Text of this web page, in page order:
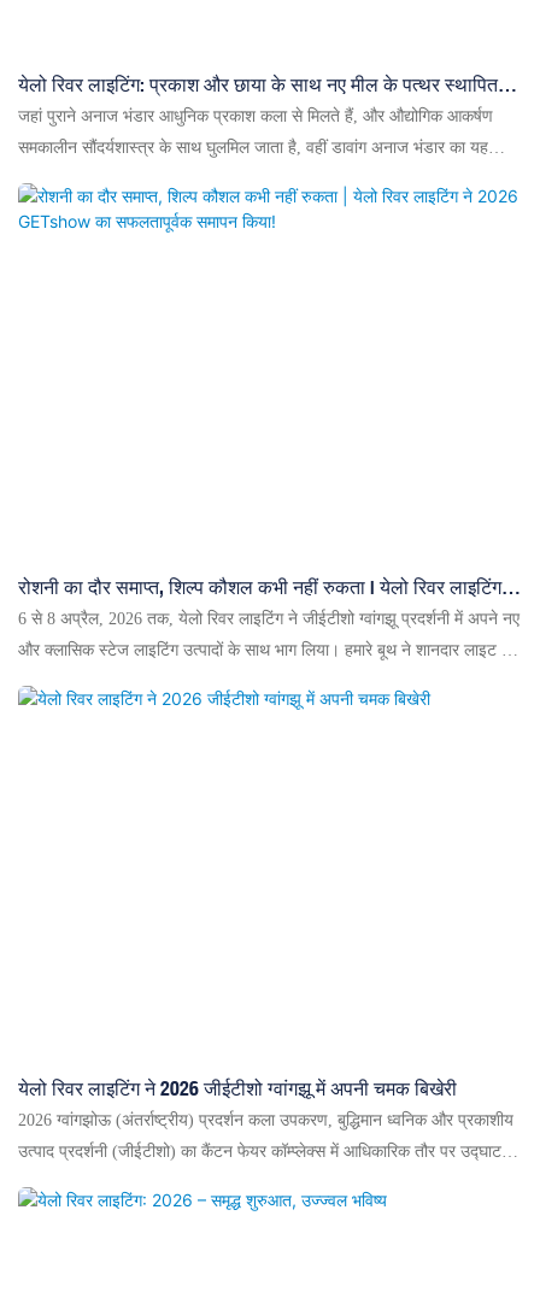
येलो रिवर लाइटिंग: प्रकाश और छाया के साथ नए मील के पत्थर स्थापित
करना, गुणवत्तापूर्ण सांस्कृतिक पर्यटन परिदृश्यों को रोशन करना—दावांग
ग्रेनरी का एक वास्तविक प्रदर्शन
जहां पुराने अनाज भंडार आधुनिक प्रकाश कला से मिलते हैं, और औद्योगिक आकर्षण
समकालीन सौंदर्यशास्त्र के साथ घुलमिल जाता है, वहीं डावांग अनाज भंडार का यह
अद्भुत रूपांतरण येलो रिवर लाइटिंग की उत्कृष्ट कारीगरी का नतीजा है। आउटडोर
सांस्कृतिक पर्यटन प्रकाश व्यवस्था में अग्रणी येलो रिवर लाइटिंग ने कृषि पुनर्स्थापन की
रोशनी का दौर समाप्त, शिल्प कौशल कभी नहीं रुकता | येलो रिवर लाइटिंग ने
2026 GETshow का सफलतापूर्वक समापन किया!
6 से 8 अप्रैल, 2026 तक, येलो रिवर लाइटिंग ने जीईटीशो ग्वांगझू प्रदर्शनी में अपने नए
और क्लासिक स्टेज लाइटिंग उत्पादों के साथ भाग लिया। हमारे बूथ ने शानदार लाइट शो
खरीदारों को आकर्षित किया। अनुसंधान एवं विकास, डिजाइन, उत्पादन और सेवा पर
येलो रिवर लाइटिंग ने 2026 जीईटीशो ग्वांगझू में अपनी चमक बिखेरी
2026 ग्वांगझोऊ (अंतर्राष्ट्रीय) प्रदर्शन कला उपकरण, बुद्धिमान ध्वनिक और प्रकाशीय
उत्पाद प्रदर्शनी (जीईटीशो) का कैंटन फेयर कॉम्प्लेक्स में आधिकारिक तौर पर उद्घाटन
हो गया है। ग्वांगडोंग येलो रिवर लाइटिंग टेक्नोलॉजी कंपनी लिमिटेड ने वैश्विक पेशेवरों,
भागीदारों और प्रकाश व्यवस्था के शौकीनों से जुड़ने के लिए इस कार्यक्रम में भाग लिया।